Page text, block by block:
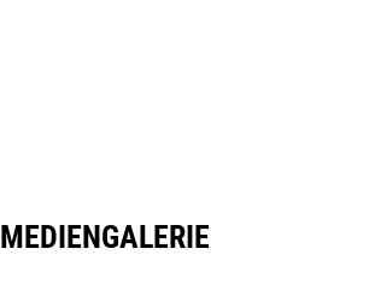
MEDIENGALERIE